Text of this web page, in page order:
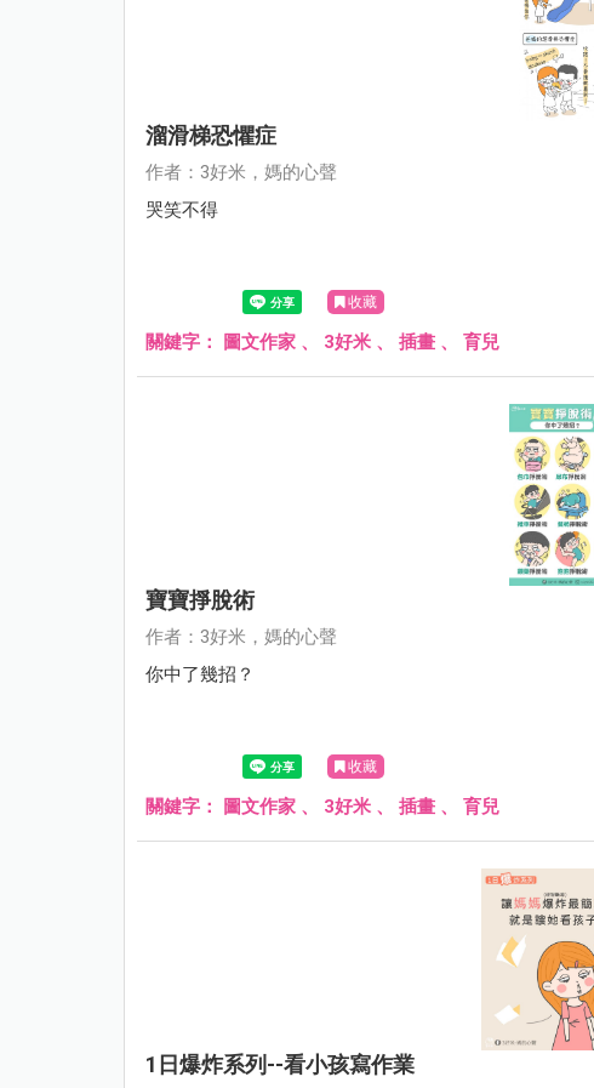
溜滑梯恐懼症
作者：3好米，媽的心聲
哭笑不得
收藏
關鍵字： 圖文作家 、 3好米 、 插畫 、 育兒
寶寶掙脫術
作者：3好米，媽的心聲
你中了幾招？
收藏
關鍵字： 圖文作家 、 3好米 、 插畫 、 育兒
1日爆炸系列--看小孩寫作業